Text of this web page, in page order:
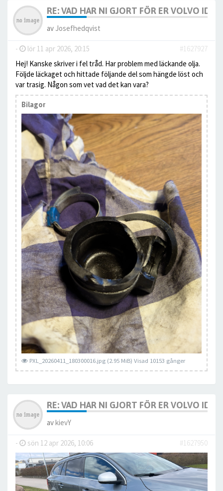
RE: VAD HAR NI GJORT FÖR ER VOLVO
av Josefhedqvist
- lör 11 apr 2026, 20:15
#1627927
Hej! Kanske skriver i fel tråd. Har problem med läckande olja.
Följde läckaget och hittade följande del som hängde löst och
var trasig. Någon som vet vad det kan vara?
Bilagor
PXL_20260411_180300016.jpg (2.95 MiB) Visad 10153 gånger
RE: VAD HAR NI GJORT FÖR ER VOLVO
avkievY
- sön 12 apr 2026, 10:06 #1627950